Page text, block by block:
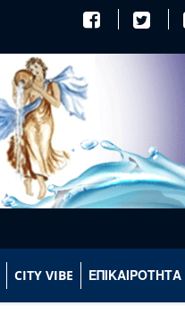
CITY VIBE ΕΠΙΚΑΙΡΟΤΗΤΑ